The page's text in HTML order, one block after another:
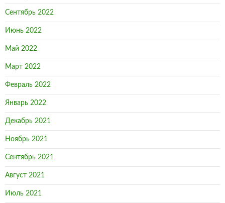
Сентябрь 2022
Июнь 2022
Май 2022
Март 2022
Февраль 2022
Январь 2022
Декабрь 2021
Ноябрь 2021
Сентябрь 2021
Август 2021
Июль 2021